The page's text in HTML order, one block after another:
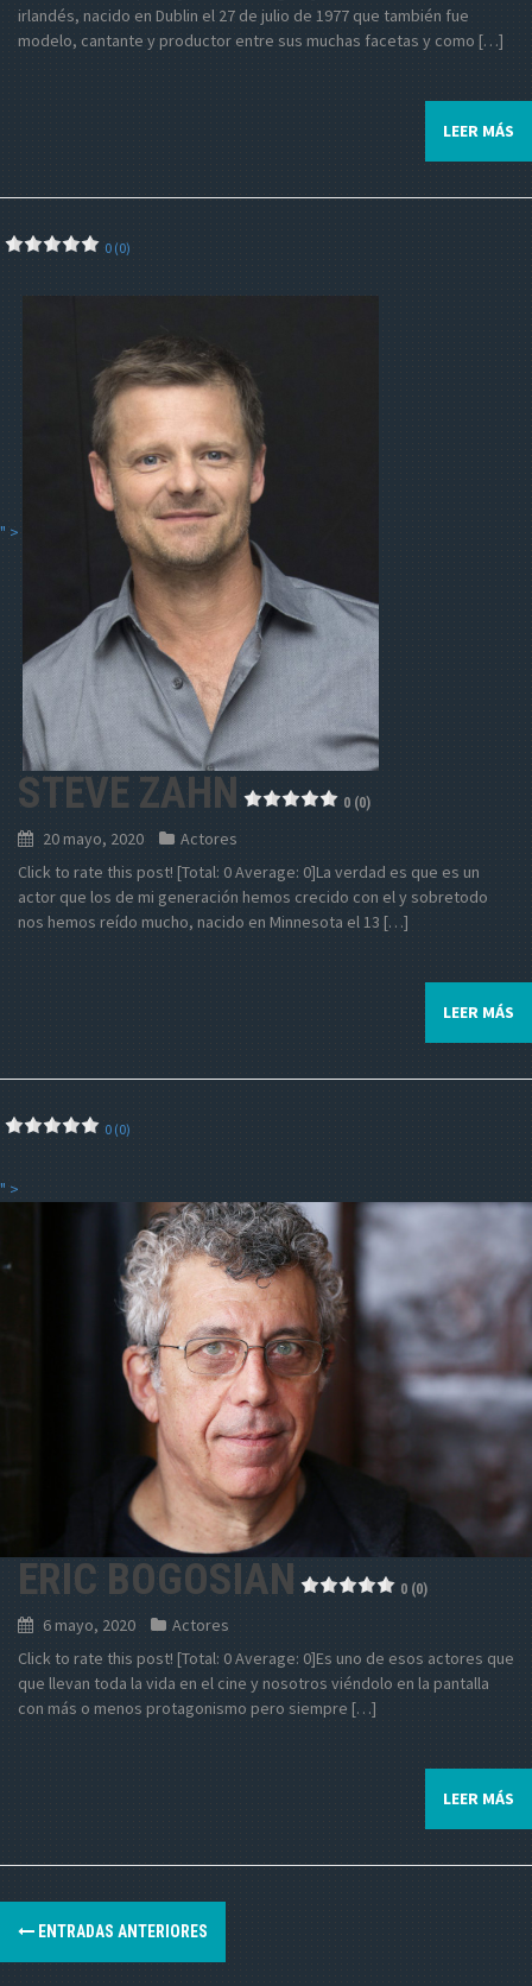
irlandés, nacido en Dublin el 27 de julio de 1977 que también fue
modelo, cantante y productor entre sus muchas facetas y como […]
LEER MÁS
0 (0)
" >
STEVE ZAHN 0 (0)
20 mayo, 2020
Actores
Click to rate this post! [Total: 0 Average: 0]La verdad es que es un
actor que los de mi generación hemos crecido con el y sobretodo
nos hemos reído mucho, nacido en Minnesota el 13 […]
LEER MÁS
0 (0)
" >
ERIC BOGOSIAN 0 (0)
6 mayo, 2020
Actores
Click to rate this post! [Total: 0 Average: 0]Es uno de esos actores que
que llevan toda la vida en el cine y nosotros viéndolo en la pantalla
con más o menos protagonismo pero siempre […]
LEER MÁS
N
a
ENTRADAS ANTERIORES